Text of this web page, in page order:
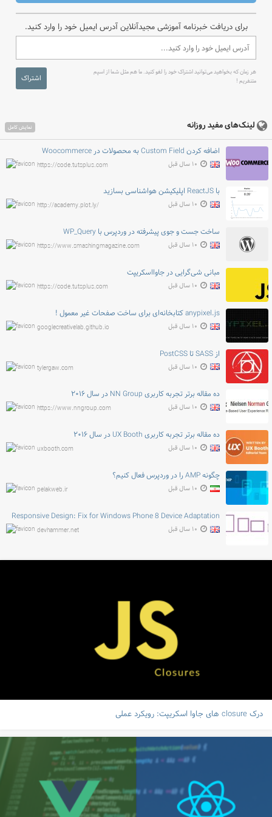
برای دریافت خبرنامه آموزشی مجیدآنلاین آدرس ایمیل خود را وارد کنید.
هر زمان که بخواهید می‌توانید اشتراک خود را لغو کنید. ما هم مثل شما از اسپم
متنفریم !
اشتراک
لینک‌های مفید روزانه نمایش کامل
اضافه کردن Custom Field به محصولات در Woocommerce
https://code.tutsplus.com ۱۰ سال قبل
با ReactJS اپلیکیشن هواشناسی بسازید
http://academy.plot.ly/ ۱۰ سال قبل
ساخت جست و جوی پیشرفته در وردپرس با WP_Query
https://www.smashingmagazine.com ۱۰ سال قبل
مبانی شی‌گرایی در جاوااسکریپت
https://code.tutsplus.com ۱۰ سال قبل
anypixel.js کتابخانه‌ای برای ساخت صفحات غیر معمول !
googlecreativelab.github.io ۱۰ سال قبل
از SASS تا PostCSS
tylergaw.com ۱۰ سال قبل
ده مقاله برتر تجربه کاربری NN Group در سال ۲۰۱۶
https://www.nngroup.com ۱۰ سال قبل
ده مقاله برتر تجربه کاربری UX Booth در سال ۲۰۱۶
uxbooth.com ۱۰ سال قبل
چگونه AMP را در وردپرس فعال کنیم؟
pelakweb.ir ۱۰ سال قبل
Responsive Design: Fix for Windows Phone 8 Device Adaptation
devhammer.net ۱۰ سال قبل
درک closure های جاوا اسکریپت: رویکرد عملی